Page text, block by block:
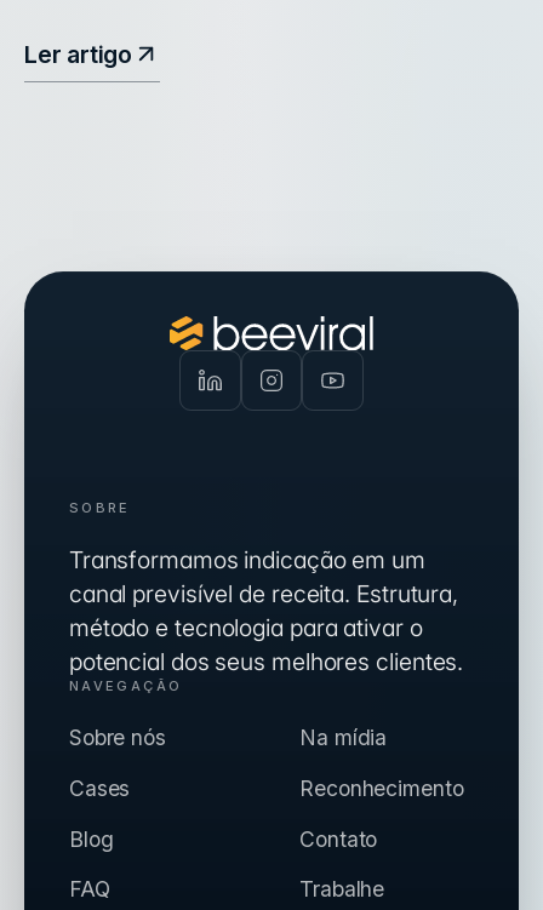
Ler artigo
SOBRE
Transformamos indicação em um
canal previsível de receita. Estrutura,
método e tecnologia para ativar o
potencial dos seus melhores clientes.
NAVEGAÇÃO
Sobre nós
Na mídia
Cases
Reconhecimento
Blog
Contato
FAQ
Trabalhe